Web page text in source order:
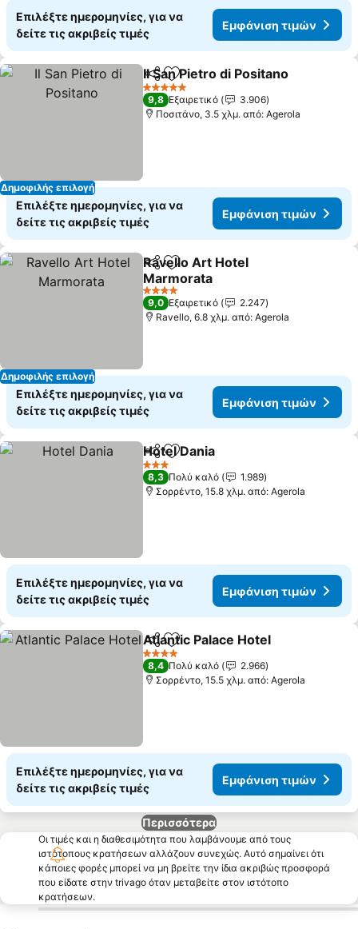
Επιλέξτε ημερομηνίες, για να
δείτε τις ακριβείς τιμές
Εμφάνιση τιμών
Δημοφιλής επιλογή
Κοινοποίηση
Προσθήκη στα αγαπημένα
Il San Pietro di Positano
5 Αστέρια
9,8 Εξαιρετικό
3.906
Ποσιτάνο, 3.5 χλμ. από: Agerola
Επιλέξτε ημερομηνίες, για να
δείτε τις ακριβείς τιμές
Εμφάνιση τιμών
Δημοφιλής επιλογή
Κοινοποίηση
Προσθήκη στα αγαπημένα
Ravello Art Hotel
Marmorata
4 Αστέρια
9,0 Εξαιρετικό
2.247
Ravello, 6.8 χλμ. από: Agerola
Επιλέξτε ημερομηνίες, για να
δείτε τις ακριβείς τιμές
Εμφάνιση τιμών
Κοινοποίηση
Προσθήκη στα αγαπημένα
Hotel Dania
3 Αστέρια
8,3 Πολύ καλό
1.989
Σορρέντο, 15.8 χλμ. από: Agerola
Επιλέξτε ημερομηνίες, για να
δείτε τις ακριβείς τιμές
Εμφάνιση τιμών
Κοινοποίηση
Προσθήκη στα αγαπημένα
Atlantic Palace Hotel
4 Αστέρια
8,4 Πολύ καλό
2.966
Σορρέντο, 15.5 χλμ. από: Agerola
Επιλέξτε ημερομηνίες, για να
δείτε τις ακριβείς τιμές
Εμφάνιση τιμών
Περισσότερα
Οι τιμές και η διαθεσιμότητα που λαμβάνουμε από τους
ιστότοπους κρατήσεων αλλάζουν συνεχώς. Αυτό σημαίνει ότι
κάποιες φορές μπορεί να μη βρείτε την ίδια ακριβώς προσφορά
που είδατε στην trivago όταν μεταβείτε στον ιστότοπο
κρατήσεων.